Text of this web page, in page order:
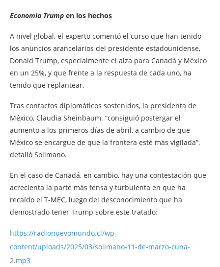
Economía Trump en los hechos
A nivel global, el experto comentó el curso que han tenido
los anuncios arancelarios del presidente estadounidense,
Donald Trump, especialmente el alza para Canadá y México
en un 25%, y que frente a la respuesta de cada uno, ha
tenido que replantear.
Tras contactos diplomáticos sostenidos, la presidenta de
México, Claudia Sheinbaum. “consiguió postergar el
aumento a los primeros días de abril, a cambio de que
México se encargue de que la frontera esté más vigilada”,
detalló Solimano.
En el caso de Canadá, en cambio, hay una contestación que
acrecienta la parte más tensa y turbulenta en que ha
recaído el T-MEC, luego del desconocimiento que ha
demostrado tener Trump sobre este tratado:
https://radionuevomundo.cl/wp-
content/uploads/2025/03/solimano-11-de-marzo-cuna-
2.mp3